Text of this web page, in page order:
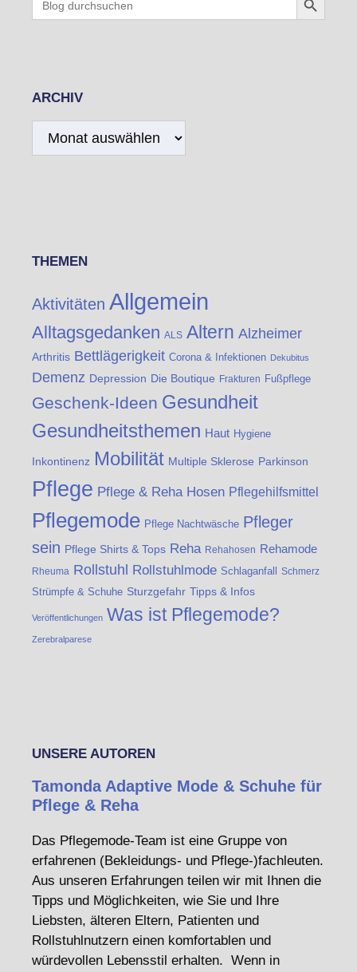
for:
ARCHIV
Archiv
THEMEN
Aktivitäten Allgemein
Alltagsgedanken ALS Altern Alzheimer
Arthritis Bettlägerigkeit Corona & Infektionen Dekubitus
Demenz Depression Die Boutique Frakturen Fußpflege
Geschenk-Ideen Gesundheit
Gesundheitsthemen Haut Hygiene
Inkontinenz Mobilität Multiple Sklerose Parkinson
Pflege Pflege & Reha Hosen Pflegehilfsmittel
Pflegemode Pflege Nachtwäsche Pfleger
sein Pflege Shirts & Tops Reha Rehahosen Rehamode
Rheuma Rollstuhl Rollstuhlmode Schlaganfall Schmerz
Strümpfe & Schuhe Sturzgefahr Tipps & Infos
Veröffentlichungen Was ist Pflegemode?
Zerebralparese
UNSERE AUTOREN
Tamonda Adaptive Mode & Schuhe für
Pflege & Reha
Das Pflegemode-Team ist eine Gruppe von
erfahrenen (Bekleidungs- und Pflege-)fachleuten.
Aus unseren Erfahrungen teilen wir mit Ihnen die
Tipps und Möglichkeiten, wie Sie und Ihre
Liebsten, älteren Eltern, Patienten und
Rollstuhlnutzern einen komfortablen und
würdevollen Lebensstil erhalten. Wenn in